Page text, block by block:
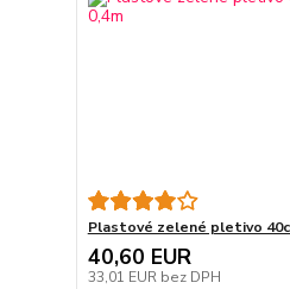
Plastové zelené pletivo
40,60 EUR
33,01 EUR bez DPH